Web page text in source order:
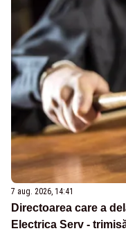
7 aug. 2026, 14:41
Directoarea care a
Electrica Serv -